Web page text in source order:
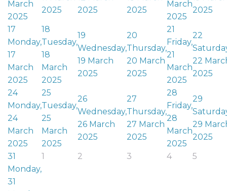
March
2025
2025
2025
2025
March
2025
2025
17
Monday,
17
March
2025
18
Tuesday,
18
March
2025
19
Wednesday,
19 March
2025
20
Thursday,
20 March
2025
21
Friday,
21
March
2025
22
22
2025
24
Monday,
24
March
2025
25
Tuesday,
25
March
2025
26
Wednesday,
26 March
2025
27
Thursday,
27 March
2025
28
Friday,
28
March
2025
29
29
2025
31
Monday,
31
1 2 3 4 5